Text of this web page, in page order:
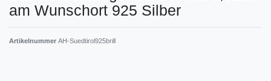
am Wunschort 925 Silber
Artikelnummer AH-Suedtirol925brill